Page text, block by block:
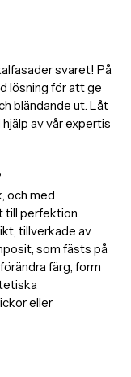
svaret! På
lösning för att ge
bländande ut. Låt
av vår expertis
och med
till perfektion.
tillverkade av
som fästs på
färg, form
eller